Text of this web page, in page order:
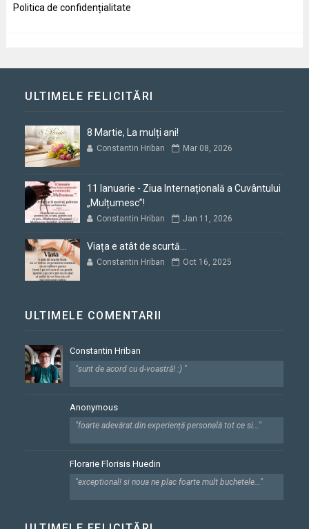
Politica de confidențialitate
ULTIMELE FELICITĂRI
8 Martie, La mulți ani!
Constantin Hriban Mar 08, 2026
11 Ianuarie - Ziua Internațională a Cuvântului
„Mulțumesc”!
Constantin Hriban Jan 11, 2026
Viața e atât de scurtă...
Constantin Hriban Oct 16, 2025
ULTIMELE COMENTARII
Constantin Hriban
"sunt de acord cu d-voastră! :) "
Anonymous
"foarte adevărat.din experiență personală tot ce si..."
Florarie Florisis Huedin
"exceptional! si noua ne plac foarte mult buchetele..."